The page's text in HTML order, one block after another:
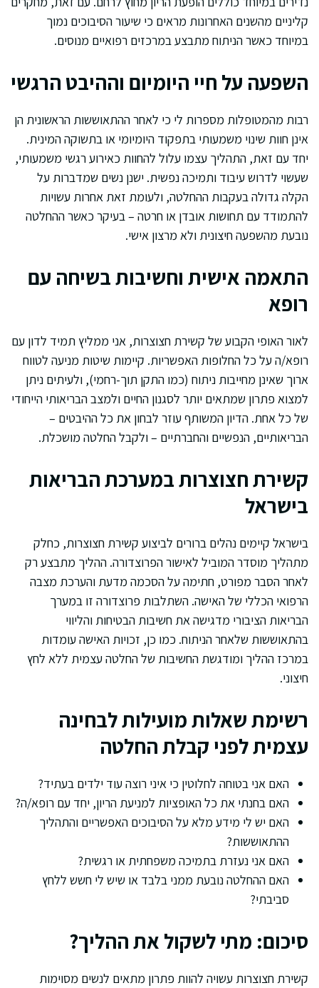
קליניים מהשנים האחרונות מראים כי שיעור הסיבוכים נמוך
במיוחד כאשר הניתוח מתבצע במרכזים רפואיים מנוסים.
השפעה על חיי היומיום וההיבט הרגשי
רבות מהמטופלות מספרות לי כי לאחר ההתאוששות הראשונית הן
אינן חוות שינוי משמעותי בתפקוד היומיומי או בתשוקה המינית.
יחד עם זאת, התהליך עצמו עלול להחוות כאירוע רגשי משמעותי,
שעשוי לדרוש עיבוד ותמיכה נפשית. ישנן נשים שמדברות על
הקלה גדולה בעקבות ההחלטה, ולעומת זאת אחרות עשויות
להתמודד עם תחושות אובדן או חרטה – בעיקר כאשר ההחלטה
נובעת מהשפעה חיצונית ולא מרצון אישי.
התאמה אישית וחשיבות בשיחה עם
רופא
לאור האופי הקבוע של קשירת חצוצרות, אני ממליץ תמיד לדון עם
רופא/ה על כל החלופות האפשריות. קיימות שיטות מניעה לטווח
ארוך שאינן מחייבות ניתוח (כמו התקן תוך-רחמי), ולעיתים ניתן
למצוא פתרון שמתאים יותר לסגנון החיים ולמצב הבריאותי הייחודי
של כל אחת. הדיון המשותף עוזר לבחון את כל ההיבטים –
הבריאותיים, הנפשיים והחברתיים – ולקבל החלטה מושכלת.
קשירת חצוצרות במערכת הבריאות
בישראל
בישראל קיימים נהלים ברורים לביצוע קשירת חצוצרות, כחלק
מתהליך מוסדר המוביל לאישור הפרוצדורה. ההליך מתבצע רק
לאחר הסבר מפורט, חתימה על הסכמה מדעת והערכת מצבה
הרפואי הכללי של האישה. השתלבות פרוצדורה זו במערך
הבריאות הציבורי מדגישה את חשיבות הבטיחות והליווי
בהתאוששות שלאחר הניתוח. כמו כן, זכויות האישה עומדות
במרכז ההליך ומודגשת החשיבות של החלטה עצמית ללא לחץ
חיצוני.
רשימת שאלות מועילות לבחינה
עצמית לפני קבלת החלטה
האם אני בטוחה לחלוטין כי איני רוצה עוד ילדים בעתיד?
האם בחנתי את כל האופציות למניעת הריון, יחד עם רופא/ה?
האם יש לי מידע מלא על הסיבוכים האפשריים והתהליך
ההתאוששות?
האם אני נעזרת בתמיכה משפחתית או רגשית?
האם ההחלטה נובעת ממני בלבד או שיש לי חשש ללחץ
סביבתי?
סיכום: מתי לשקול את ההליך?
קשירת חצוצרות עשויה להוות פתרון מתאים לנשים מסוימות